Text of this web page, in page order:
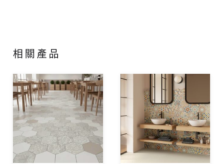
相關產品